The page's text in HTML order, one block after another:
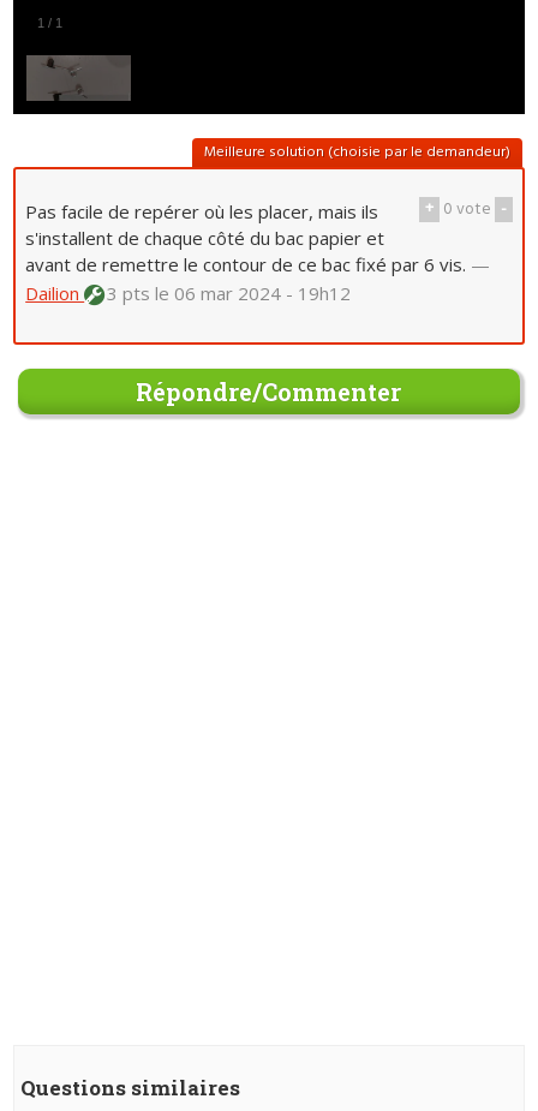
1 / 1
Meilleure solution (choisie par le demandeur)
+ 0vote -
Pas facile de repérer où les placer, mais ils
s'installent de chaque côté du bac papier et
avant de remettre le contour de ce bac fixé par 6 vis. —
Dailion
3 ptsle 06 mar 2024 - 19h12
Répondre/Commenter
Questions similaires